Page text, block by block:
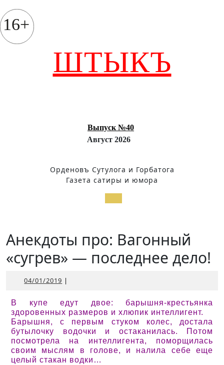
к
содержимому
16+
ШТЫКЪ
Выпуск №40
Август 2026
Орденовъ Сутулога и Горбатога
Газета сатиры и юмора
Открыть
Анекдоты про: Вагонный
«сугрев» — последнее дело!
04/01/2019 04/01/2019
|
В купе едут двое: барышня-крестьянка
здоровенных размеров и хлюпик интеллигент.
Барышня, с первым стуком колес, достала
бутылочку водочки и остаканилась. Потом
посмотрела на интеллигента, поморщилась
своим мыслям в голове, и налила себе еще
целый стакан водки…